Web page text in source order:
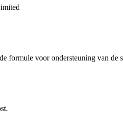
formule voor ondersteuning van de